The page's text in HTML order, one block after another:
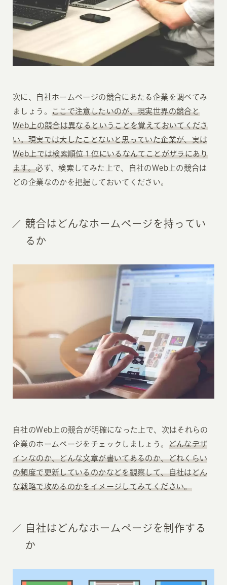
次に、自社ホームページの競合にあたる企業を調べてみ
ましょう。 ここで注意したいのが、現実世界の競合と
Web上の競合は異なるということを覚えておいてくださ
い。現実では大したことないと思っていた企業が、実は
Web上では検索順位１位にいるなんてことがザラにあり
ます。必ず、検索してみた上で、自社のWeb上の競合は
どの企業なのかを把握しておいてください。
競合はどんなホームページを持ってい
るか
自社のWeb上の競合が明確になった上で、次はそれらの
企業のホームページをチェックしましょう。 どんなデザ
インなのか、どんな文章が書いてあるのか、どれくらい
の頻度で更新しているのかなどを観察して、自社はどん
な戦略で攻めるのかをイメージしてみてください。
自社はどんなホームページを制作する
か